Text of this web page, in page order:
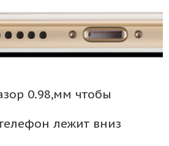
0.98,мм чтобы
лежит вниз